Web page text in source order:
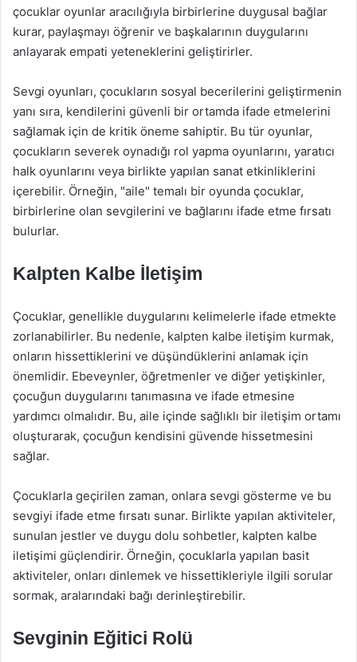
çocuklar oyunlar aracılığıyla birbirlerine duygusal bağlar
kurar, paylaşmayı öğrenir ve başkalarının duygularını
anlayarak empati yeteneklerini geliştirirler.
Sevgi oyunları, çocukların sosyal becerilerini geliştirmenin
yanı sıra, kendilerini güvenli bir ortamda ifade etmelerini
sağlamak için de kritik öneme sahiptir. Bu tür oyunlar,
çocukların severek oynadığı rol yapma oyunlarını, yaratıcı
halk oyunlarını veya birlikte yapılan sanat etkinliklerini
içerebilir. Örneğin, "aile" temalı bir oyunda çocuklar,
birbirlerine olan sevgilerini ve bağlarını ifade etme fırsatı
bulurlar.
Kalpten Kalbe İletişim
Çocuklar, genellikle duygularını kelimelerle ifade etmekte
zorlanabilirler. Bu nedenle, kalpten kalbe iletişim kurmak,
onların hissettiklerini ve düşündüklerini anlamak için
önemlidir. Ebeveynler, öğretmenler ve diğer yetişkinler,
çocuğun duygularını tanımasına ve ifade etmesine
yardımcı olmalıdır. Bu, aile içinde sağlıklı bir iletişim ortamı
oluşturarak, çocuğun kendisini güvende hissetmesini
sağlar.
Çocuklarla geçirilen zaman, onlara sevgi gösterme ve bu
sevgiyi ifade etme fırsatı sunar. Birlikte yapılan aktiviteler,
sunulan jestler ve duygu dolu sohbetler, kalpten kalbe
iletişimi güçlendirir. Örneğin, çocuklarla yapılan basit
aktiviteler, onları dinlemek ve hissettikleriyle ilgili sorular
sormak, aralarındaki bağı derinleştirebilir.
Sevginin Eğitici Rolü